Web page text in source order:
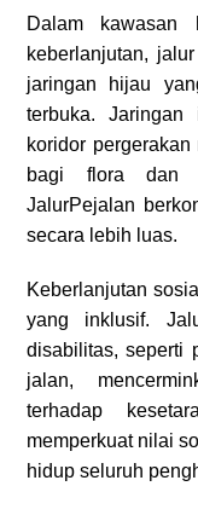
Dalam kawasan
keberlanjutan,
jaringan hijau
terbuka.
koridor
bagi flora dan
JalurPejalan
secara lebih luas.
Keberlanjutan
yang inklusif.
disabilitas, seperti
jalan,
terhadap
memperkuat nilai
hidup seluruh